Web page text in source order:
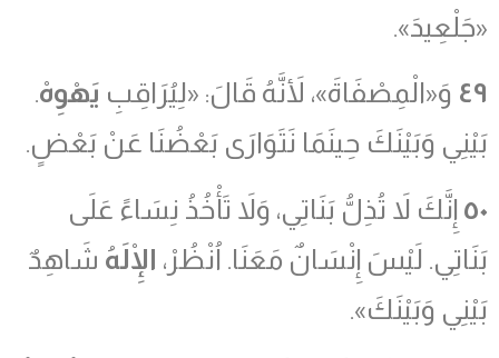
«جَلْعِيدَ».
٤٩ وَ«الْمِصْفَاةَ»، لأَنَّهُ قَالَ: «لِيُرَاقِبِ يَهْوِهْ.
بَيْنِي وَبَيْنَكَ حِينَمَا نَتَوَارَى بَعْضُنَا عَنْ بَعْضٍ.
٥٠ إِنَّكَ لاَ تُذِلُّ بَنَاتِي، وَلاَ تَأْخُذُ نِسَاءً عَلَى
بَنَاتِي. لَيْسَ إِنْسَانٌ مَعَنَا. اُنْظُرْ، الْإِلَهُ شَاهِدٌ
بَيْنِي وَبَيْنَكَ».